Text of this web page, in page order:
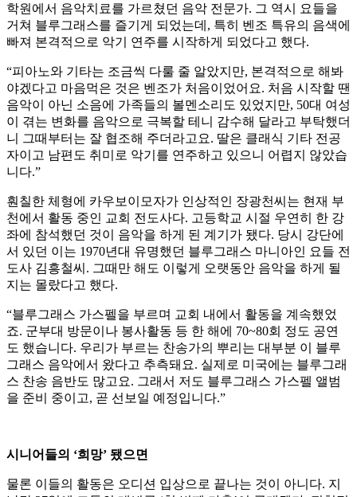
학원에서 음악치료를 가르쳤던 음악 전문가. 그 역시 요들을
거쳐 블루그래스를 즐기게 되었는데, 특히 벤조 특유의 음색에
빠져 본격적으로 악기 연주를 시작하게 되었다고 했다.
“피아노와 기타는 조금씩 다룰 줄 알았지만, 본격적으로 해봐
야겠다고 마음먹은 것은 벤조가 처음이었어요. 처음 시작할 땐
음악이 아닌 소음에 가족들의 볼멘소리도 있었지만, 50대 여성
이 겪는 변화를 음악으로 극복할 테니 감수해 달라고 부탁했더
니 그때부터는 잘 협조해 주더라고요. 딸은 클래식 기타 전공
자이고 남편도 취미로 악기를 연주하고 있으니 어렵지 않았습
니다.”
훤칠한 체형에 카우보이모자가 인상적인 장광천씨는 현재 부
천에서 활동 중인 교회 전도사다. 고등학교 시절 우연히 한 강
좌에 참석했던 것이 음악을 하게 된 계기가 됐다. 당시 강단에
서 있던 이는 1970년대 유명했던 블루그래스 마니아인 요들 전
도사 김흥철씨. 그때만 해도 이렇게 오랫동안 음악을 하게 될
지는 몰랐다고 했다.
“블루그래스 가스펠을 부르며 교회 내에서 활동을 계속했었
죠. 군부대 방문이나 봉사활동 등 한 해에 70~80회 정도 공연
도 했습니다. 우리가 부르는 찬송가의 뿌리는 대부분 이 블루
그래스 음악에서 왔다고 추측돼요. 실제로 미국에는 블루그래
스 찬송 음반도 많고요. 그래서 저도 블루그래스 가스펠 앨범
을 준비 중이고, 곧 선보일 예정입니다.”
시니어들의 ‘희망’ 됐으면
물론 이들의 활동은 오디션 입상으로 끝나는 것이 아니다. 지